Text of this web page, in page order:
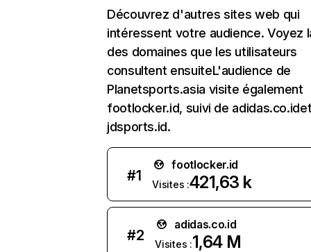
Découvrez d'autres sites web qui
intéressent votre audience. Voyez
des domaines que les utilisateurs
consultent ensuiteL'audience de
Planetsports.asia visite également
footlocker.id, suivi de
jdsports.id.
#1
footlocker.id
Visites :421,63 k
#2
adidas.co.id
Visites :1,64 M